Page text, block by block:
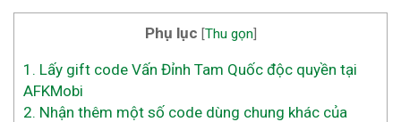
Phụ lục [Thu gọn]
1. Lấy gift code Vấn Đỉnh Tam Quốc độc quyền tại
AFKMobi
2. Nhận thêm một số code dùng chung khác của